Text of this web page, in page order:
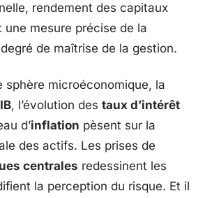
rendement des capitaux
une mesure précise de la
de maîtrise de la gestion.
sphère microéconomique, la
, l’évolution des taux d’intérêt
d’inflation pèsent sur la
des actifs. Les prises de
centrales redessinent les
la perception du risque. Et il